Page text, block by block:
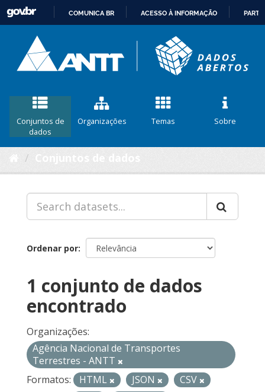
CONTEÚDO
COMUNICA BR ACESSO À INFORMAÇÃO
Conjuntos de
dados
Organizações Temas Sobre
Ordenar por
1 conjunto de dados
encontrado
Organizações:
Agência Nacional de Transportes
Terrestres - ANTT
Formatos:
HTML JSON
CSV